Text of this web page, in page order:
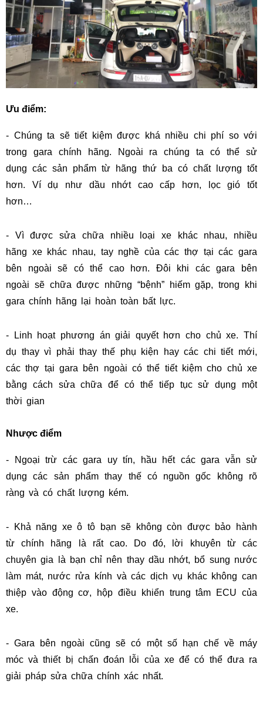
Ưu điểm:
- Chúng ta sẽ tiết kiệm được khá nhiều chi phí so với
trong gara chính hãng. Ngoài ra chúng ta có thể sử
dụng các sản phẩm từ hãng thứ ba có chất lượng tốt
hơn. Ví dụ như dầu nhớt cao cấp hơn, lọc gió tốt
hơn…
- Vì được sửa chữa nhiều loại xe khác nhau, nhiều
hãng xe khác nhau, tay nghề của các thợ tại các gara
bên ngoài sẽ có thể cao hơn. Đôi khi các gara bên
ngoài sẽ chữa được những “bệnh” hiếm gặp, trong khi
gara chính hãng lại hoàn toàn bất lực.
- Linh hoạt phương án giải quyết hơn cho chủ xe. Thí
dụ thay vì phải thay thế phụ kiện hay các chi tiết mới,
các thợ tại gara bên ngoài có thể tiết kiệm cho chủ xe
bằng cách sửa chữa để có thể tiếp tục sử dụng một
thời gian
Nhược điểm
- Ngoại trừ các gara uy tín, hầu hết các gara vẫn sử
dụng các sản phẩm thay thế có nguồn gốc không rõ
ràng và có chất lượng kém.
- Khả năng xe ô tô bạn sẽ không còn được bảo hành
từ chính hãng là rất cao. Do đó, lời khuyên từ các
chuyên gia là bạn chỉ nên thay dầu nhớt, bổ sung nước
làm mát, nước rửa kính và các dịch vụ khác không can
thiệp vào động cơ, hộp điều khiển trung tâm ECU của
xe.
- Gara bên ngoài cũng sẽ có một số hạn chế về máy
móc và thiết bị chấn đoán lỗi của xe để có thể đưa ra
giải pháp sửa chữa chính xác nhất.